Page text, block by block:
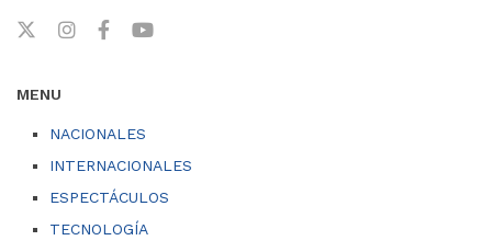
MENU
NACIONALES
INTERNACIONALES
ESPECTÁCULOS
TECNOLOGÍA